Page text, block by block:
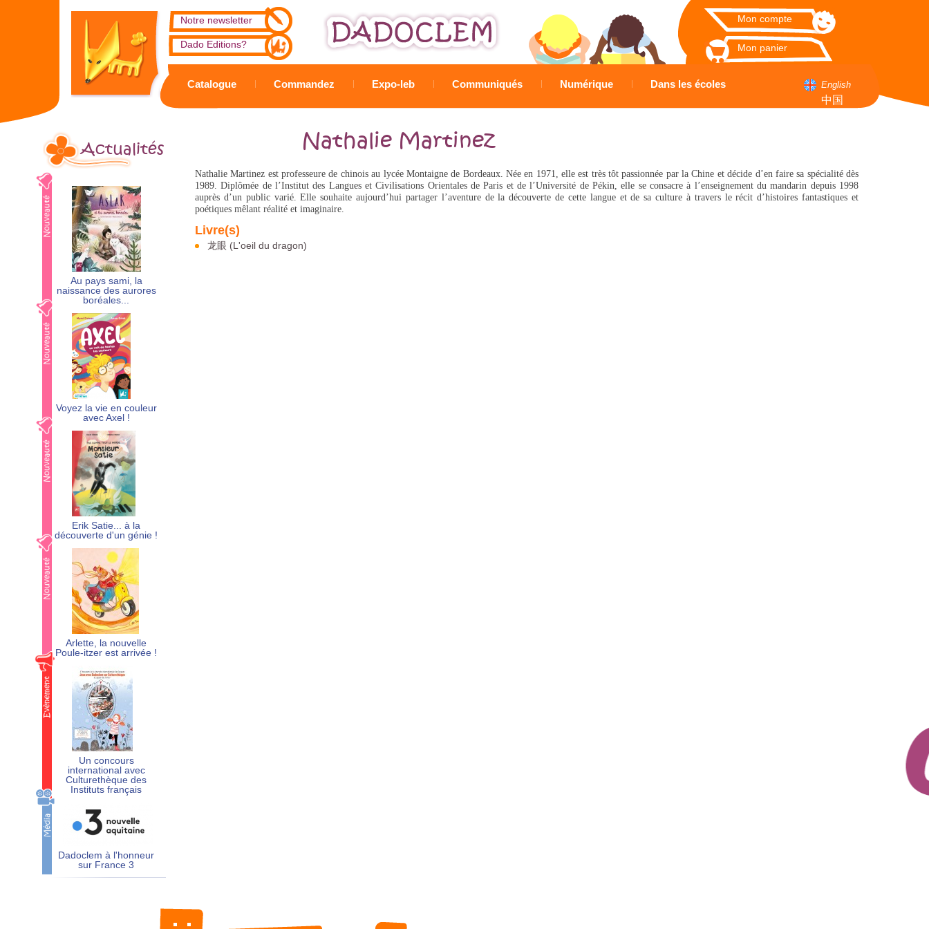
Mon compte
Mon panier
Notre newsletter
Dado Editions?
Catalogue Commandez Expo-leb Communiqués Numérique Dans les écoles English
中国
Nathalie Martinez
Nathalie Martinez est professeure de chinois au lycée Montaigne de Bordeaux. Née en 1971, elle est très tôt passionnée par la Chine et décide d’en faire sa spécialité dès
1989. Diplômée de l’Institut des Langues et Civilisations Orientales de Paris et de l’Université de Pékin, elle se consacre à l’enseignement du mandarin depuis 1998
auprès d’un public varié. Elle souhaite aujourd’hui partager l’aventure de la découverte de cette langue et de sa culture à travers le récit d’histoires fantastiques et
poétiques mêlant réalité et imaginaire.
龙眼 (L'oeil du dragon)
Actualités
Au pays sami, la
naissance des aurores
boréales...
Voyez la vie en couleur
avec Axel !
Erik Satie... à la
découverte d'un génie !
Arlette, la nouvelle
Poule-itzer est arrivée !
Un concours
international avec
Culturethèque des
Instituts français
Dadoclem à l'honneur
sur France 3